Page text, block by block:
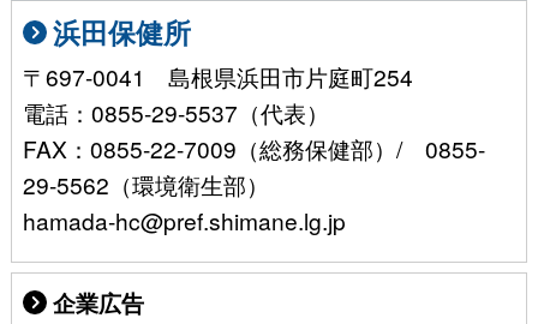
浜田保健所
〒697-0041 島根県浜田市片庭町254
電話：0855-29-5537（代表）
FAX：0855-22-7009（総務保健部）/ 0855-
29-5562（環境衛生部）
hamada-hc@pref.shimane.lg.jp
企業広告